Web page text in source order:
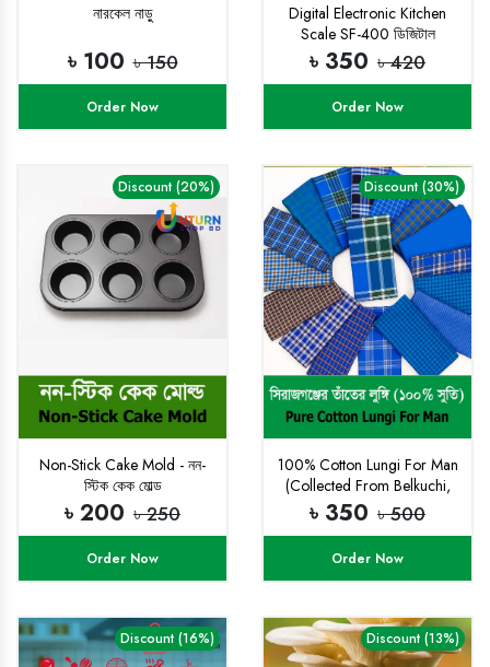
নারকেল নাড়ু
৳ 100 ৳ 150
Order Now
Digital Electronic Kitchen
Scale SF-400 ডিজিটাল
ইলেকট্রিক কিচেন স্কেল (মডেল
এসএফ-৪০০)
৳ 350 ৳ 420
Order Now
Discount (20%)
Non-Stick Cake Mold - নন-
স্টিক কেক মোল্ড
৳ 200 ৳ 250
Order Now
Discount (30%)
100% Cotton Lungi For Man
(Collected From Belkuchi,
Sirajgonj)
৳ 350 ৳ 500
Order Now
Discount (16%) Discount (13%)